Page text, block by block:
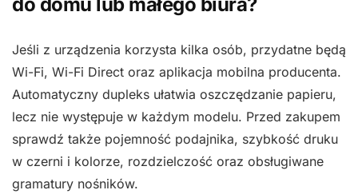
Jeśli z urządzenia korzysta kilka osób, przydatne będą
Wi-Fi, Wi-Fi Direct oraz aplikacja mobilna producenta.
Automatyczny dupleks ułatwia oszczędzanie papieru,
lecz nie występuje w każdym modelu. Przed zakupem
sprawdź także pojemność podajnika, szybkość druku
w czerni i kolorze, rozdzielczość oraz obsługiwane
gramatury nośników.